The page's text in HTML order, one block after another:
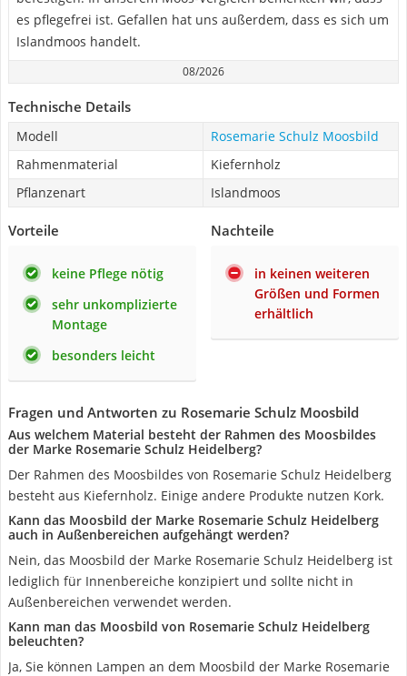
es pflegefrei ist. Gefallen hat uns außerdem, dass es sich um
Islandmoos handelt.
08/2026
Technische Details
Modell
Rosemarie Schulz Moosbild
Rahmenmaterial
Kiefernholz
Pflanzenart
Islandmoos
Vorteile
keine Pflege nötig
sehr unkomplizierte
Montage
besonders leicht
Nachteile
in keinen weiteren
Größen und Formen
erhältlich
Fragen und Antworten zu Rosemarie Schulz Moosbild
Aus welchem Material besteht der Rahmen des Moosbildes
der Marke Rosemarie Schulz Heidelberg?
Der Rahmen des Moosbildes von Rosemarie Schulz Heidelberg
besteht aus Kiefernholz. Einige andere Produkte nutzen Kork.
Kann das Moosbild der Marke Rosemarie Schulz Heidelberg
auch in Außenbereichen aufgehängt werden?
Nein, das Moosbild der Marke Rosemarie Schulz Heidelberg ist
lediglich für Innenbereiche konzipiert und sollte nicht in
Außenbereichen verwendet werden.
Kann man das Moosbild von Rosemarie Schulz Heidelberg
beleuchten?
Ja, Sie können Lampen an dem Moosbild der Marke Rosemarie